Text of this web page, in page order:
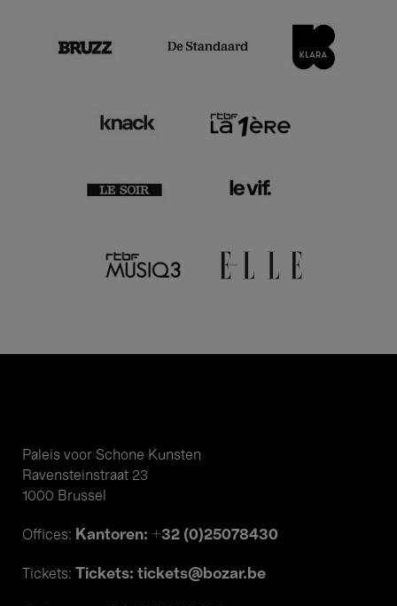
Paleis voor Schone Kunsten
Ravensteinstraat 23
1000 Brussel
Offices: Kantoren: +32 (0)25078430
Tickets: Tickets: tickets@bozar.be